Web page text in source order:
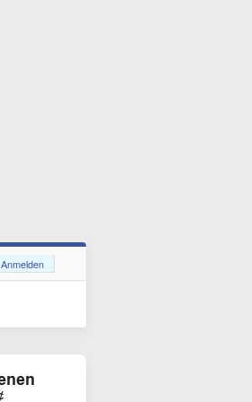
Anmelden